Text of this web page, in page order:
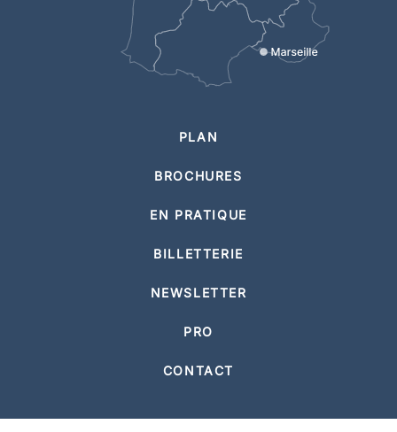
PLAN
BROCHURES
EN PRATIQUE
BILLETTERIE
NEWSLETTER
PRO
CONTACT